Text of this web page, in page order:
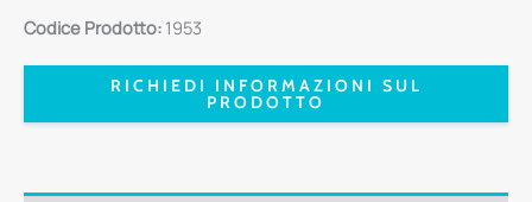
Codice Prodotto: 1953
RICHIEDI INFORMAZIONI SUL
PRODOTTO